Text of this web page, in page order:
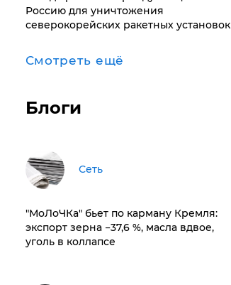
Россию для уничтожения
северокорейских ракетных установок
Смотреть ещё
Блоги
Сеть
​"МоЛоЧКа" бьет по карману Кремля:
экспорт зерна −37,6 %, масла вдвое,
уголь в коллапсе